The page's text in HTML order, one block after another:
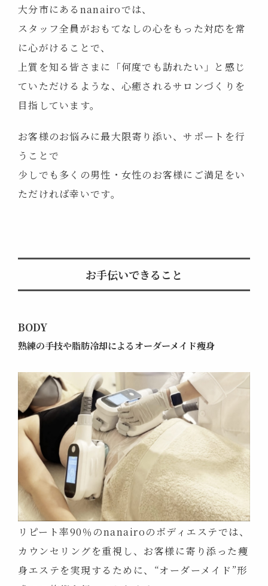
大分市にあるnanairoでは、
スタッフ全員がおもてなしの心をもった対応を常
に心がけることで、
上質を知る皆さまに「何度でも訪れたい」と感じ
ていただけるような、心癒されるサロンづくりを
目指しています。
お客様のお悩みに最大限寄り添い、サポートを行
うことで
少しでも多くの男性・女性のお客様にご満足をい
ただければ幸いです。
お手伝いできること
BODY
熟練の手技や脂肪冷却によるオーダーメイド痩身
リピート率90％のnanairoのボディエステでは、
カウンセリングを重視し、お客様に寄り添った痩
身エステを実現するために、“オーダーメイド”形